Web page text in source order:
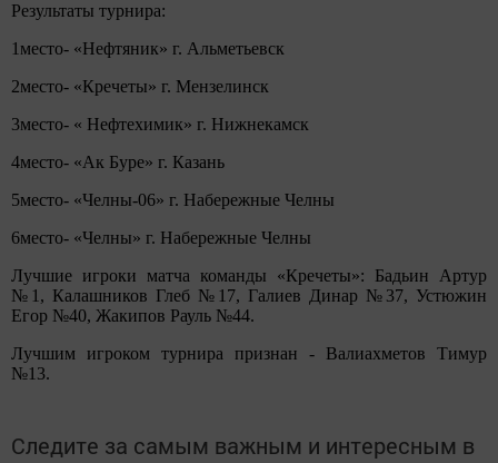
Результаты турнира:
1место- «Нефтяник» г. Альметьевск
2место- «Кречеты» г. Мензелинск
3место- « Нефтехимик» г. Нижнекамск
4место- «Ак Буре» г. Казань
5место- «Челны-06» г. Набережные Челны
6место- «Челны» г. Набережные Челны
Лучшие игроки матча команды «Кречеты»: Бадьин Артур
№1, Калашников Глеб №17, Галиев Динар №37, Устюжин
Егор №40, Жакипов Рауль №44.
Лучшим игроком турнира признан - Валиахметов Тимур
№13.
Следите за самым важным и интересным в